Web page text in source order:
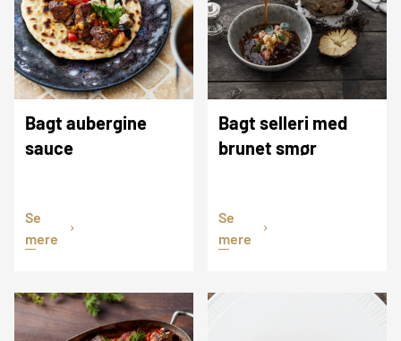
Bagt aubergine
sauce
Se
mere
Bagt selleri med
brunet smør
Se
mere